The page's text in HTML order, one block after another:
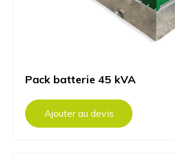
Pack batterie 45 kVA
Ajouter au devis